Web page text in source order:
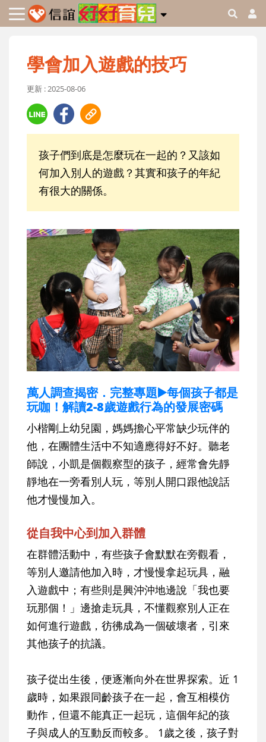
學會加入遊戲的技巧
更新 : 2025-08-06
孩子們到底是怎麼玩在一起的？又該如
何加入別人的遊戲？其實和孩子的年紀
有很大的關係。
萬人調查揭密．完整專題▶️每個孩子都是
玩咖！解讀2-8歲遊戲行為的發展密碼
小楷剛上幼兒園，媽媽擔心平常缺少玩伴的
他，在團體生活中不知適應得好不好。聽老
師說，小凱是個觀察型的孩子，經常會先靜
靜地在一旁看別人玩，等別人開口跟他說話
他才慢慢加入。
從自我中心到加入群體
在群體活動中，有些孩子會默默在旁觀看，
等別人邀請他加入時，才慢慢拿起玩具，融
入遊戲中；有些則是興沖沖地邊說「我也要
玩那個！」邊搶走玩具，不懂觀察別人正在
如何進行遊戲，彷彿成為一個破壞者，引來
其他孩子的抗議。
孩子從出生後，便逐漸向外在世界探索。近 1
歲時，如果跟同齡孩子在一起，會互相模仿
動作，但還不能真正一起玩，這個年紀的孩
子與成人的互動反而較多。 1歲之後，孩子對